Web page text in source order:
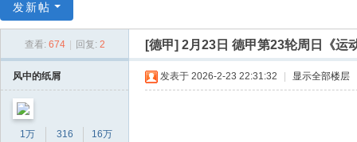
线
发新帖
查看: 674 回复: 2 [德甲] 2月23日 德甲第23轮周日《
风中的纸屑
1万
316
16万
发表于 2026-2-23 22:31:32 显示全部楼层